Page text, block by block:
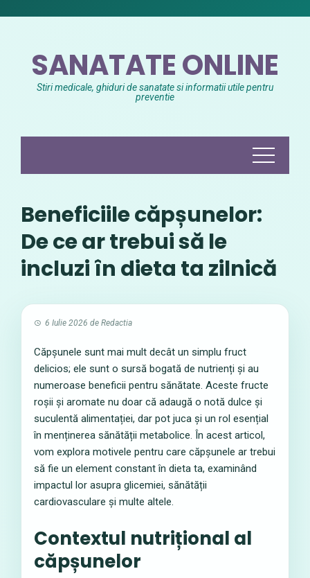
SANATATE ONLINE
Stiri medicale, ghiduri de sanatate si informatii utile pentru
preventie
Beneficiile căpșunelor:
De ce ar trebui să le
incluzi în dieta ta zilnică
6 Iulie 2026 de Redactia
Căpșunele sunt mai mult decât un simplu fruct
delicios; ele sunt o sursă bogată de nutrienți și au
numeroase beneficii pentru sănătate. Aceste fructe
roșii și aromate nu doar că adaugă o notă dulce și
suculentă alimentației, dar pot juca și un rol esențial
în menținerea sănătății metabolice. În acest articol,
vom explora motivele pentru care căpșunele ar trebui
să fie un element constant în dieta ta, examinând
impactul lor asupra glicemiei, sănătății
cardiovasculare și multe altele.
Contextul nutrițional al
căpșunelor